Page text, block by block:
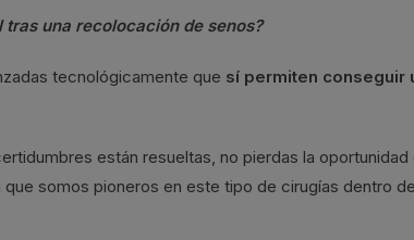
tras una recolocación de senos?
tecnológicamente que sí permiten conseguir
están resueltas, no pierdas la oportunidad
somos pioneros en este tipo de cirugías dentro de